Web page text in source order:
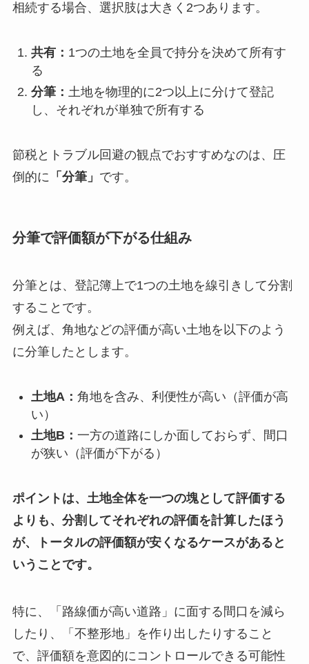
相続する場合、選択肢は大きく2つあります。
共有： 1つの土地を全員で持分を決めて所有す
る
分筆： 土地を物理的に2つ以上に分けて登記
し、それぞれが単独で所有する
節税とトラブル回避の観点でおすすめなのは、圧
倒的に 「分筆」 です。
分筆で評価額が下がる仕組み
分筆とは、登記簿上で1つの土地を線引きして分割
することです。
例えば、角地などの評価が高い土地を以下のよう
に分筆したとします。
土地A： 角地を含み、利便性が高い（評価が高
い）
土地B： 一方の道路にしか面しておらず、間口
が狭い（評価が下がる）
ポイントは、土地全体を一つの塊として評価する
よりも、分割してそれぞれの評価を計算したほう
が、トータルの評価額が安くなるケースがあると
いうことです。
特に、「路線価が高い道路」に面する間口を減ら
したり、「不整形地」を作り出したりすること
で、評価額を意図的にコントロールできる可能性